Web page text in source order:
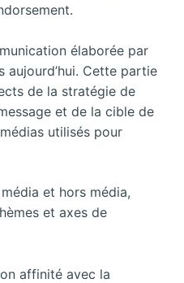
élaborée par
aujourd’hui. Cette partie
de la stratégie de
et de la cible de
utilisés pour
et hors média,
et axes de
affinité avec la